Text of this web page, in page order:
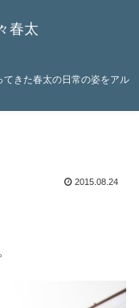
春太
きた春太の日常の姿をアル
2015.08.24